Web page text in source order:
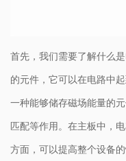
首先，我们需要了解什么
的元件，它可以在电路中
一种能够储存磁场能量的
匹配等作用。在主板中，
方面，可以提高整个设备的